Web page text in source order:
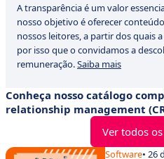
A transparência é um valor
nosso objetivo é oferecer
nossos leitores, a partir dos quais
por isso que o convidamos a
remuneração.Saiba mais
Conheça nosso catálogo
relationship management
Ver todos
Software• 26